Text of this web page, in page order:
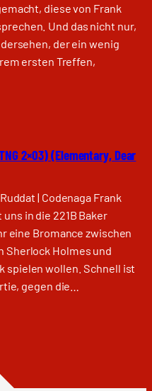
diese von Frank
Und das nicht nur,
der ein wenig
ersten Treffen,
2×03) (Elementary, Dear
| Codenaga Frank
in die 221B Baker
eine Bromance zwischen
Sherlock Holmes und
spielen wollen. Schnell ist
gegen die…